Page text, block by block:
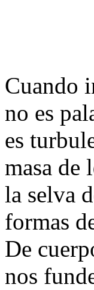
Cuando
no es
es
masa de
la selva
formas
De
nos